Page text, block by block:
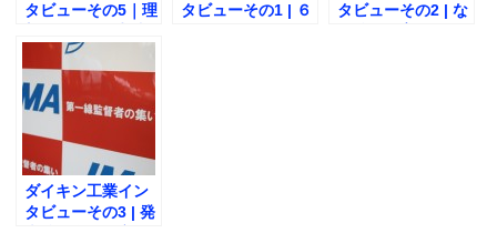
タビューその5｜理
像とは？
タビューその1 | ６
タビューその2 | な
ダイキン工業イン
タビューその3 | 発